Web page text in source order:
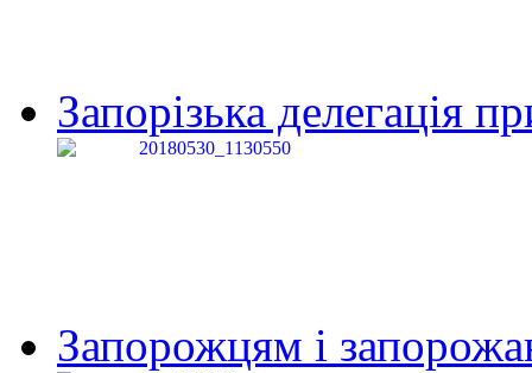
Запорізька делегація
Запорожцям і